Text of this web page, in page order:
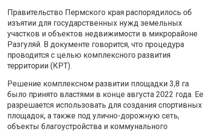
Правительство Пермского края распорядилось об
изъятии для государственных нужд земельных
участков и объектов недвижимости в микрорайоне
Разгуляй. В документе говорится, что процедура
проводится с целью комплексного развития
территории (КРТ).
Решение комплексном развитии площадки 3,8 га
было принято властями в конце августа 2022 года. Ее
разрешается использовать для создания спортивных
площадок, а также под улично-дорожную сеть,
объекты благоустройства и коммунального